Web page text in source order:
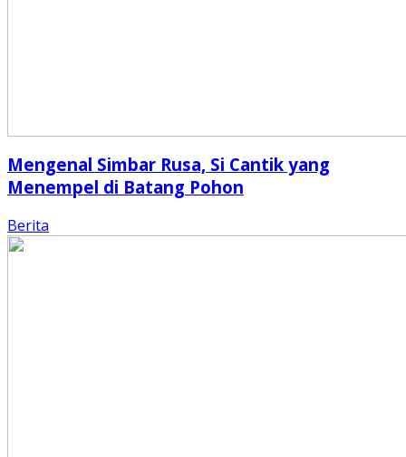
Mengenal Simbar Rusa, Si Cantik yang
Menempel di Batang Pohon
Berita